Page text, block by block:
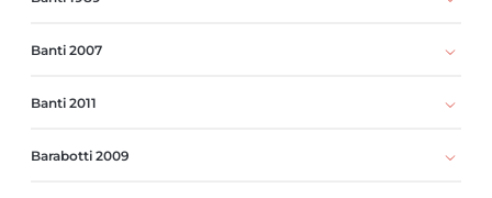
Banti 2007
Banti 2011
Barabotti 2009